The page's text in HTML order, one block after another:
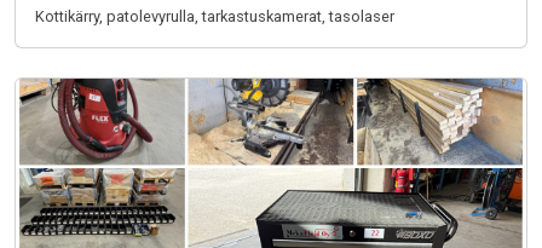
Kottikärry, patolevyrulla, tarkastuskamerat, tasolaser